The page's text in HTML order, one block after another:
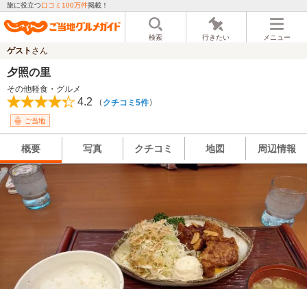
旅に役立つ口コミ100万件掲載！
検索 行きたい メニュー
ゲスト さん
夕照の里
その他軽食・グルメ
4.2 （ クチコミ5件）
ご当地
概要 写真 クチコミ 地図 周辺情報